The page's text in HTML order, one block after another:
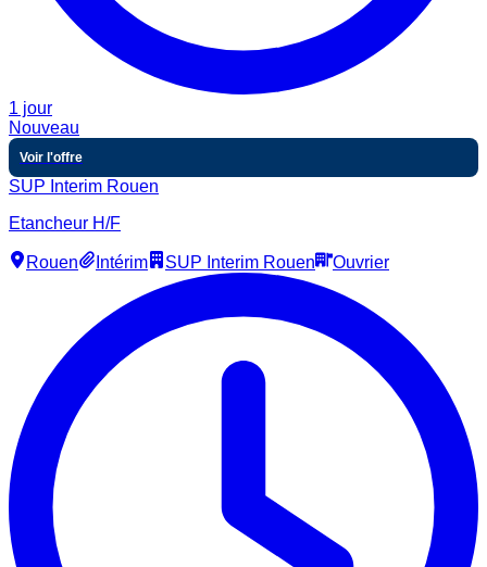
1 jour
Nouveau
Voir l'offre
SUP Interim Rouen
Etancheur H/F
Rouen Intérim SUP Interim Rouen Ouvrier